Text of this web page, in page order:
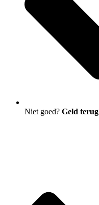
Niet goed? Geld terug